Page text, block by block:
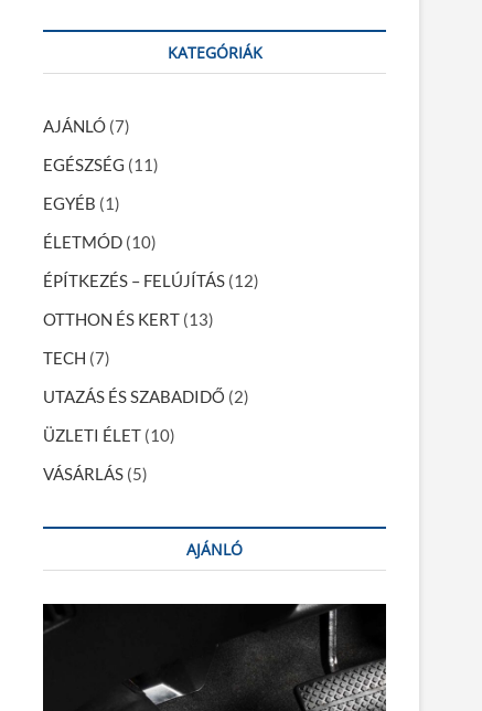
r
KATEGÓRIÁK
AJÁNLÓ (7)
EGÉSZSÉG (11)
EGYÉB (1)
ÉLETMÓD (10)
ÉPÍTKEZÉS – FELÚJÍTÁS (12)
OTTHON ÉS KERT (13)
TECH (7)
UTAZÁS ÉS SZABADIDŐ (2)
ÜZLETI ÉLET (10)
VÁSÁRLÁS (5)
AJÁNLÓ